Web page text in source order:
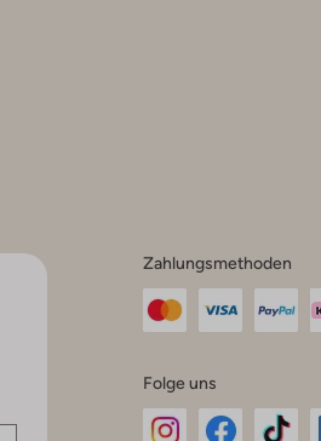
Zahlungsmethoden
Folge uns